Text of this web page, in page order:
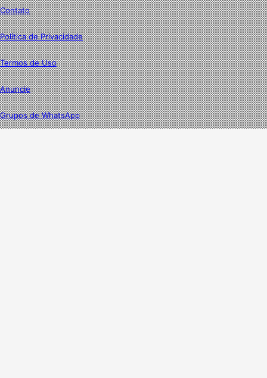
Contato
Política de Privacidade
Termos de Uso
Anuncie
Grupos de WhatsApp